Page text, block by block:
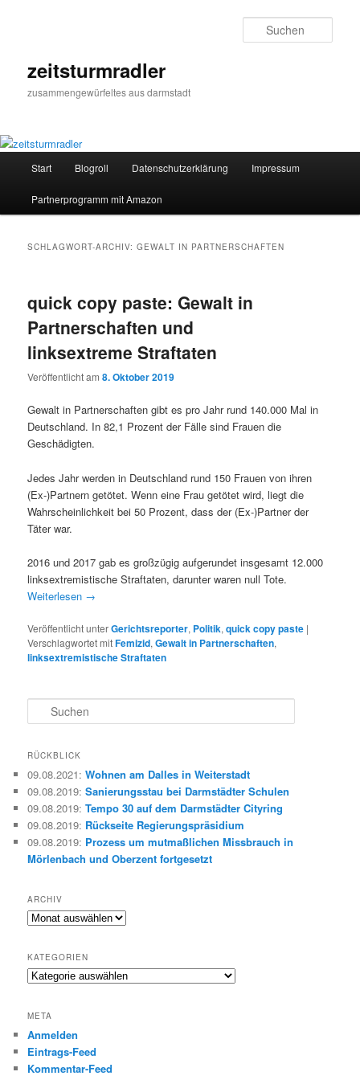
zeitsturmradler
zusammengewürfeltes aus darmstadt
Start Blogroll Datenschutzerklärung Impressum
Partnerprogramm mit Amazon
SCHLAGWORT-ARCHIV:GEWALT IN PARTNERSCHAFTEN
quick copy paste: Gewalt in
Partnerschaften und
linksextreme Straftaten
Veröffentlicht am8. Oktober 2019
Gewalt in Partnerschaften gibt es pro Jahr rund 140.000 Mal in
Deutschland. In 82,1 Prozent der Fälle sind Frauen die
Geschädigten.
Jedes Jahr werden in Deutschland rund 150 Frauen von ihren
(Ex-)Partnern getötet. Wenn eine Frau getötet wird, liegt die
Wahrscheinlichkeit bei 50 Prozent, dass der (Ex-)Partner der
Täter war.
2016 und 2017 gab es großzügig aufgerundet insgesamt 12.000
linksextremistische Straftaten, darunter waren null Tote.
Weiterlesen →
Veröffentlicht unterGerichtsreporter, Politik,quick copy paste |
Verschlagwortet mitFemizid,Gewalt in Partnerschaften,
linksextremistische Straftaten
u
h
n
RÜCKBLICK
09.08.2021:Wohnen am Dalles in Weiterstadt
09.08.2019:Sanierungsstau bei Darmstädter Schulen
09.08.2019:Tempo 30 auf dem Darmstädter Cityring
09.08.2019: Rückseite Regierungspräsidium
09.08.2019: Prozess um mutmaßlichen Missbrauch in
Mörlenbach und Oberzent fortgesetzt
ARCHIV
Archiv
KATEGORIEN
Kategorien
META
Anmelden
Eintrags-Feed
Kommentar-Feed